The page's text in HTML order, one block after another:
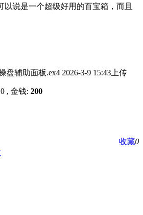
以说是一个超级好用的百宝箱，而且
盘辅助面板.ex4 2026-3-9 15:43上传
, 金钱: 200
收藏0